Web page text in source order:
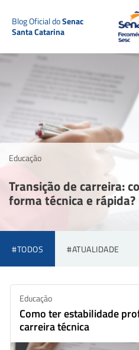
Blog Oficial doSenac
Santa Catarina
Educação
Transição de carreira:
forma técnica e rápida?
#TODOS #ATUALIDADE
Educação
Como ter estabilidade
carreira técnica